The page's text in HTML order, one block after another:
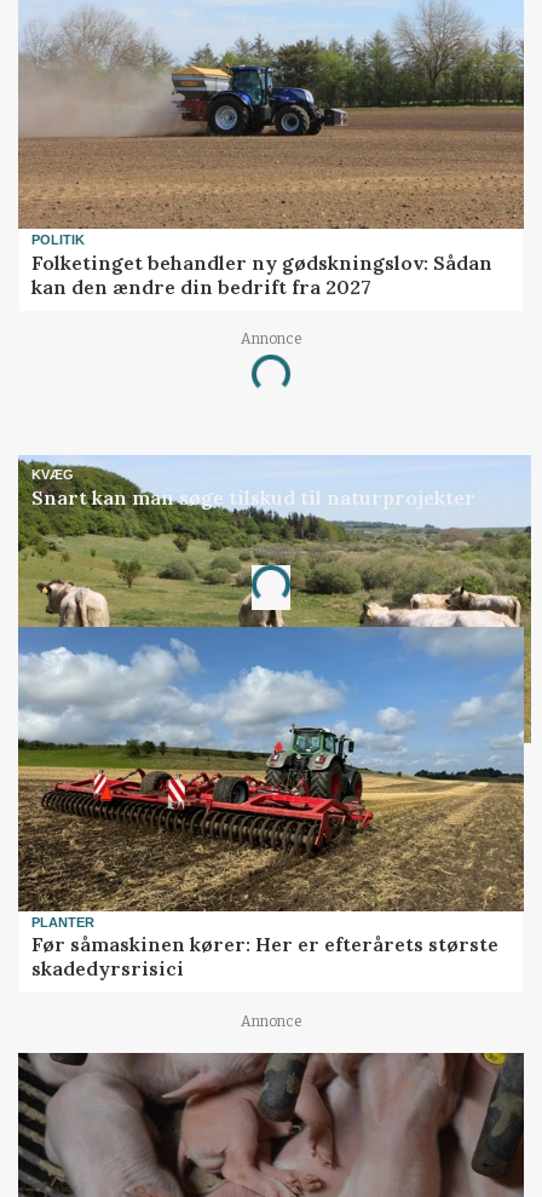
POLITIK
Folketinget behandler ny gødskningslov: Sådan
kan den ændre din bedrift fra 2027
Annonce
Loading...
KVÆG
Snart kan man søge tilskud til naturprojekter
Annonce
Loading...
PLANTER
Før såmaskinen kører: Her er efterårets største
skadedyrsrisici
Annonce